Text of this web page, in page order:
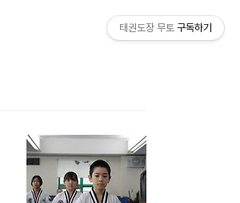
태권도장 무토 구독하기